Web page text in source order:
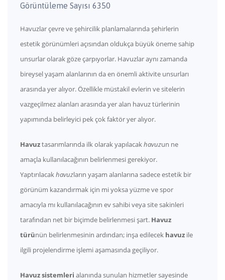
Görüntüleme Sayısı 6350
Havuzlar çevre ve şehircilik planlamalarında şehirlerin
estetik görünümleri açısından oldukça büyük öneme sahip
unsurlar olarak göze çarpıyorlar. Havuzlar aynı zamanda
bireysel yaşam alanlarının da en önemli aktivite unsurları
arasında yer alıyor. Özellikle müstakil evlerin ve sitelerin
vazgeçilmez alanları arasında yer alan havuz türlerinin
yapımında belirleyici pek çok faktör yer alıyor.
Havuztasarımlarında ilk olarak yapılacak havuzun ne
amaçla kullanılacağının belirlenmesi gerekiyor.
Yaptırılacak havuzların yaşam alanlarına sadece estetik bir
görünüm kazandırmak için mi yoksa yüzme ve spor
amacıyla mı kullanılacağının ev sahibi veya site sakinleri
tarafından net bir biçimde belirlenmesi şart. Havuz
türünün belirlenmesinin ardından; inşa edilecek havuz ile
ilgili projelendirme işlemi aşamasında geçiliyor.
Havuz sistemleri alanında sunulan hizmetler sayesinde